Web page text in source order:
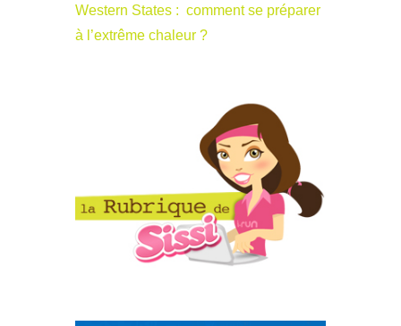
Western States : comment se préparer
à l’extrême chaleur ?